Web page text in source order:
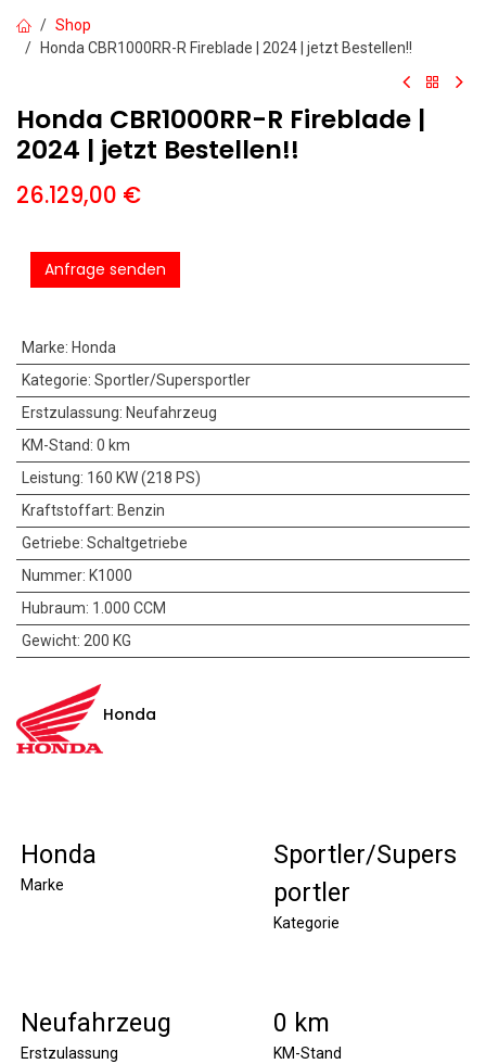
Shop
Honda CBR1000RR-R Fireblade | 2024 | jetzt Bestellen!!
Honda CBR1000RR-R Fireblade |
2024 | jetzt Bestellen!!
26.129,00 €
Anfrage senden
Marke: Honda
Kategorie: Sportler/Supersportler
Erstzulassung: Neufahrzeug
KM-Stand: 0 km
Leistung: 160 KW (218 PS)
Kraftstoffart: Benzin
Getriebe: Schaltgetriebe
Nummer: K1000
Hubraum: 1.000 CCM
Gewicht: 200 KG
Honda
Honda
Marke
Sportler/Supers
portler
Kategorie
Neufahrzeug
Erstzulassung
0 km
KM-Stand